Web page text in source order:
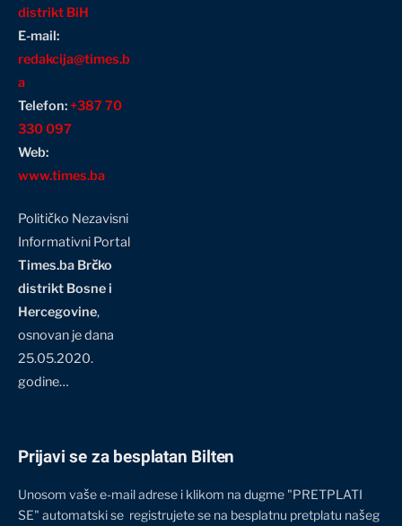
distrikt BiH
E-mail:
redakcija@times.b
a
Telefon:+387 70
330 097
Web:
www.times.ba
Političko Nezavisni
Informativni Portal
Times.ba Brčko
distrikt Bosne i
Hercegovine,
osnovan je dana
25.05.2020.
godine…
Prijavi se za besplatan Bilten
Unosom vaše e-mail adrese i klikom na dugme "PRETPLATI
SE" automatski se registrujete se na besplatnu pretplatu našeg